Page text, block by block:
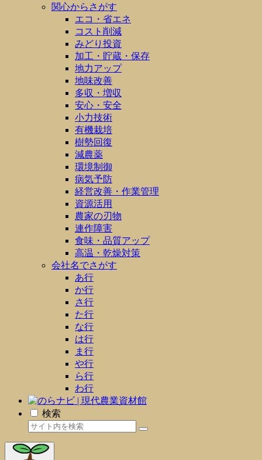
関心からさがす
エコ・省エネ
コスト削減
みどり投資
加工・貯蔵・保存
地力アップ
地味改善
多収・増収
安心・安全
小力技術
有機栽培
樹勢回復
減農薬
環境制御
病気予防
経営改善・作業管理
資源活用
農家の刃物
連作障害
食味・品質アップ
高温・乾燥対策
会社名でさがす
あ行
か行
さ行
た行
な行
は行
ま行
や行
ら行
わ行
検索